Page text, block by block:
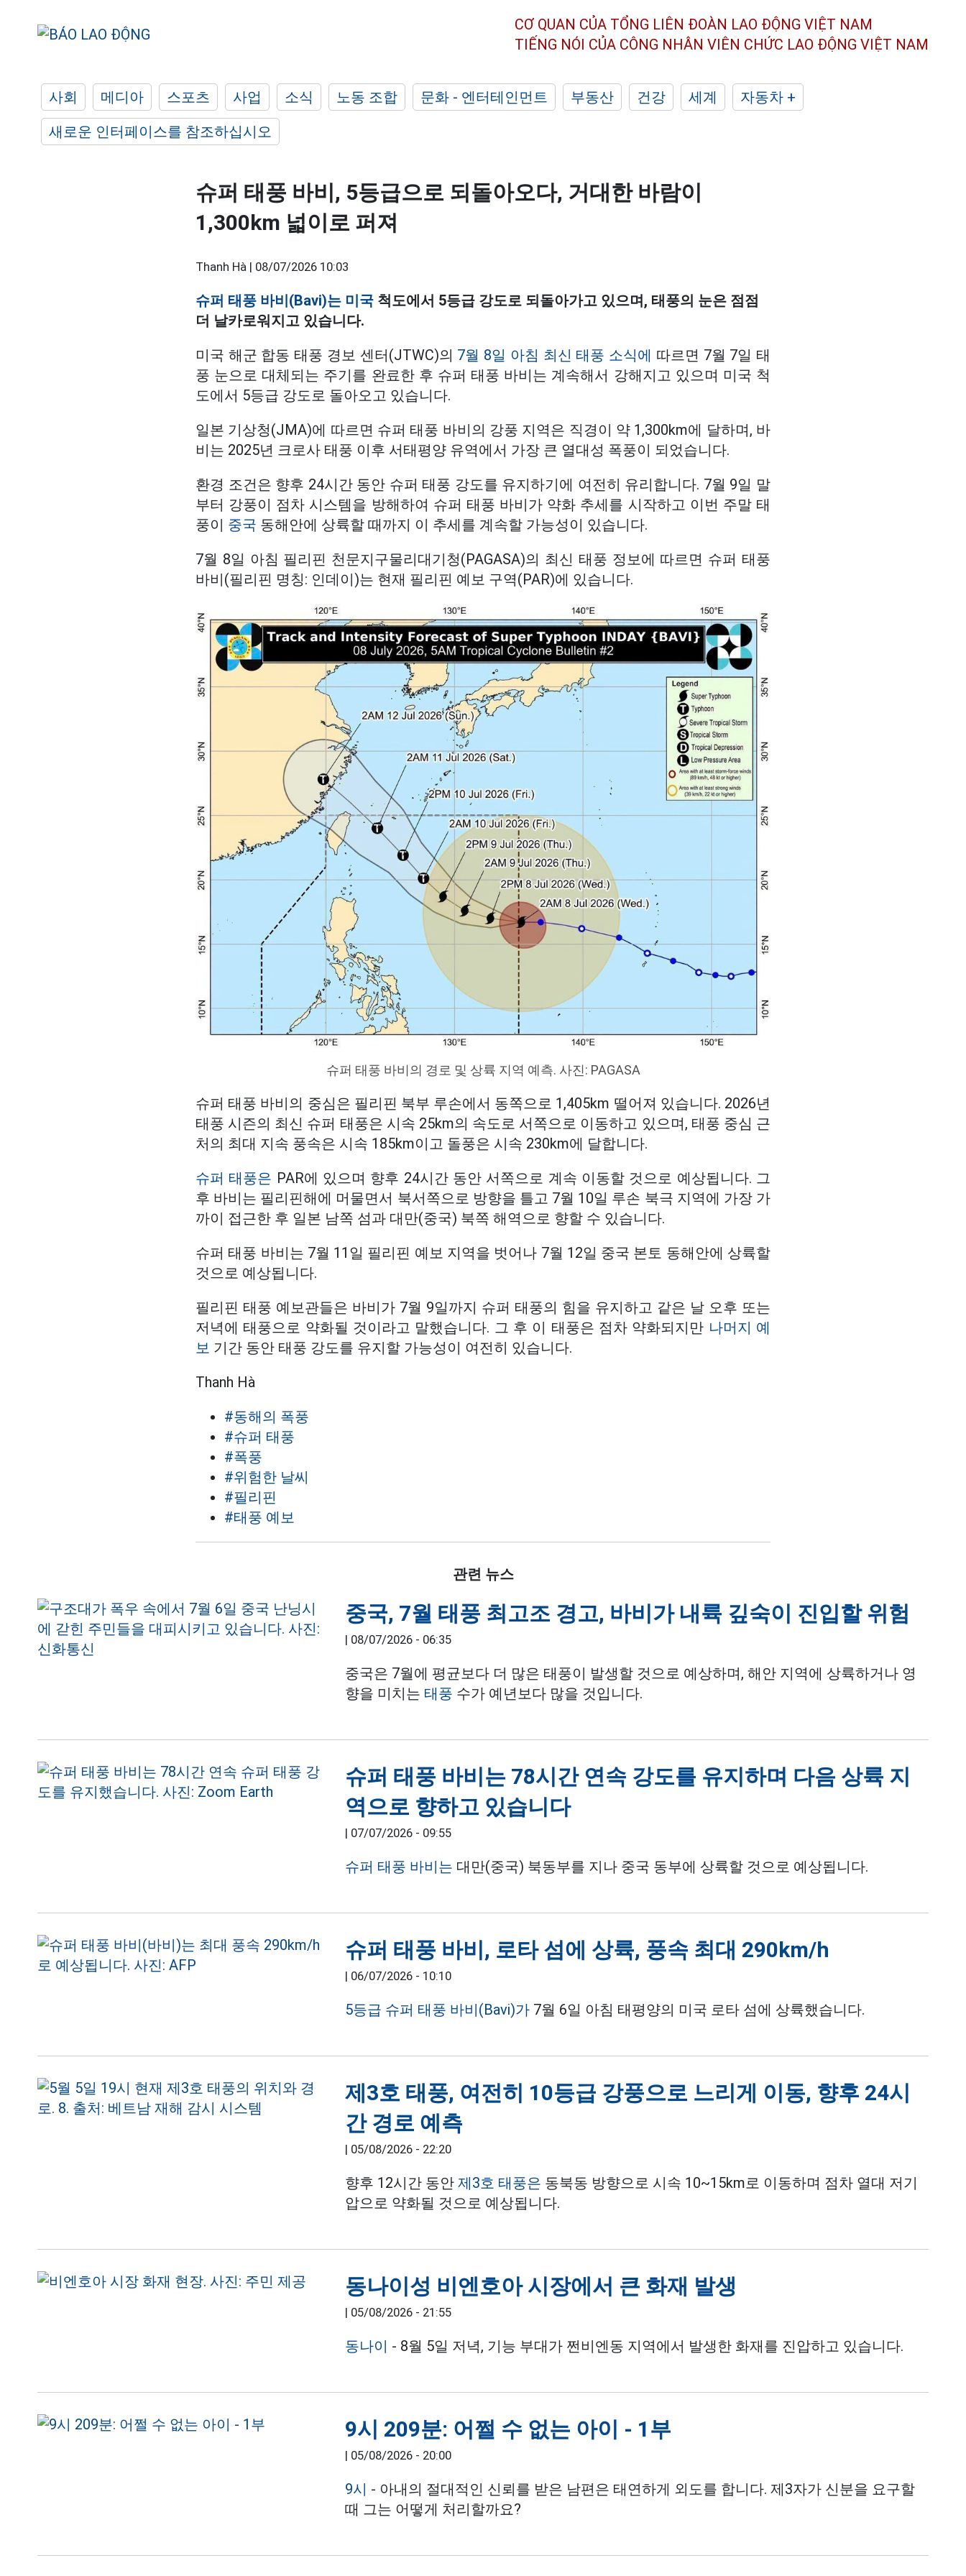
CƠ QUAN CỦA TỔNG LIÊN ĐOÀN LAO ĐỘNG VIỆT NAM
TIẾNG NÓI CỦA CÔNG NHÂN VIÊN CHỨC LAO ĐỘNG VIỆT NAM
사회 메디아 스포츠 사업 소식 노동 조합 문화 - 엔터테인먼트 부동산 건강 세계
자동차 +
새로운 인터페이스를 참조하십시오
슈퍼 태풍 바비, 5등급으로 되돌아오다, 거대한 바람이
1,300km 넓이로 퍼져
Thanh Hà | 08/07/2026 10:03
슈퍼 태풍 바비(Bavi)는 미국 척도에서 5등급 강도로 되돌아가고 있으며, 태풍의 눈은 점점
더 날카로워지고 있습니다.
미국 해군 합동 태풍 경보 센터(JTWC)의 7월 8일 아침 최신 태풍 소식에 따르면 7월 7일 태
풍 눈으로 대체되는 주기를 완료한 후 슈퍼 태풍 바비는 계속해서 강해지고 있으며 미국 척
도에서 5등급 강도로 돌아오고 있습니다.
일본 기상청(JMA)에 따르면 슈퍼 태풍 바비의 강풍 지역은 직경이 약 1,300km에 달하며, 바
비는 2025년 크로사 태풍 이후 서태평양 유역에서 가장 큰 열대성 폭풍이 되었습니다.
환경 조건은 향후 24시간 동안 슈퍼 태풍 강도를 유지하기에 여전히 유리합니다. 7월 9일 말
부터 강풍이 점차 시스템을 방해하여 슈퍼 태풍 바비가 약화 추세를 시작하고 이번 주말 태
풍이 중국 동해안에 상륙할 때까지 이 추세를 계속할 가능성이 있습니다.
7월 8일 아침 필리핀 천문지구물리대기청(PAGASA)의 최신 태풍 정보에 따르면 슈퍼 태풍
바비(필리핀 명칭: 인데이)는 현재 필리핀 예보 구역(PAR)에 있습니다.
슈퍼 태풍 바비의 경로 및 상륙 지역 예측. 사진: PAGASA
슈퍼 태풍 바비의 중심은 필리핀 북부 루손에서 동쪽으로 1,405km 떨어져 있습니다. 2026년
태풍 시즌의 최신 슈퍼 태풍은 시속 25km의 속도로 서쪽으로 이동하고 있으며, 태풍 중심 근
처의 최대 지속 풍속은 시속 185km이고 돌풍은 시속 230km에 달합니다.
슈퍼 태풍은 PAR에 있으며 향후 24시간 동안 서쪽으로 계속 이동할 것으로 예상됩니다. 그
후 바비는 필리핀해에 머물면서 북서쪽으로 방향을 틀고 7월 10일 루손 북극 지역에 가장 가
까이 접근한 후 일본 남쪽 섬과 대만(중국) 북쪽 해역으로 향할 수 있습니다.
슈퍼 태풍 바비는 7월 11일 필리핀 예보 지역을 벗어나 7월 12일 중국 본토 동해안에 상륙할
것으로 예상됩니다.
필리핀 태풍 예보관들은 바비가 7월 9일까지 슈퍼 태풍의 힘을 유지하고 같은 날 오후 또는
저녁에 태풍으로 약화될 것이라고 말했습니다. 그 후 이 태풍은 점차 약화되지만 나머지 예
보 기간 동안 태풍 강도를 유지할 가능성이 여전히 있습니다.
Thanh Hà
#동해의 폭풍
#슈퍼 태풍
#폭풍
#위험한 날씨
#필리핀
#태풍 예보
관련 뉴스
중국, 7월 태풍 최고조 경고, 바비가 내륙 깊숙이 진입할 위험
| 08/07/2026 - 06:35
중국은 7월에 평균보다 더 많은 태풍이 발생할 것으로 예상하며, 해안 지역에 상륙하거나 영
향을 미치는 태풍 수가 예년보다 많을 것입니다.
슈퍼 태풍 바비는 78시간 연속 강도를 유지하며 다음 상륙 지
역으로 향하고 있습니다
| 07/07/2026 - 09:55
슈퍼 태풍 바비는 대만(중국) 북동부를 지나 중국 동부에 상륙할 것으로 예상됩니다.
슈퍼 태풍 바비, 로타 섬에 상륙, 풍속 최대 290km/h
| 06/07/2026 - 10:10
5등급 슈퍼 태풍 바비(Bavi)가 7월 6일 아침 태평양의 미국 로타 섬에 상륙했습니다.
제3호 태풍, 여전히 10등급 강풍으로 느리게 이동, 향후 24시
간 경로 예측
| 05/08/2026 - 22:20
향후 12시간 동안제3호 태풍은 동북동 방향으로 시속 10~15km로 이동하며 점차 열대 저기
압으로 약화될 것으로 예상됩니다.
동나이성 비엔호아 시장에서 큰 화재 발생
| 05/08/2026 - 21:55
동나이 - 8월 5일 저녁, 기능 부대가 쩐비엔동 지역에서 발생한 화재를 진압하고 있습니다.
9시 209분: 어쩔 수 없는 아이 - 1부
| 05/08/2026 - 20:00
9시 - 아내의 절대적인 신뢰를 받은 남편은 태연하게 외도를 합니다. 제3자가 신분을 요구할
때 그는 어떻게 처리할까요?